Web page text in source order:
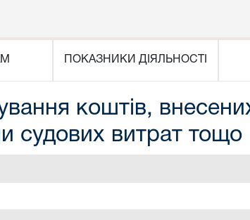
ПОКАЗНИКИ ДІЯЛЬНОСТІ
коштів,
судових витрат тощо